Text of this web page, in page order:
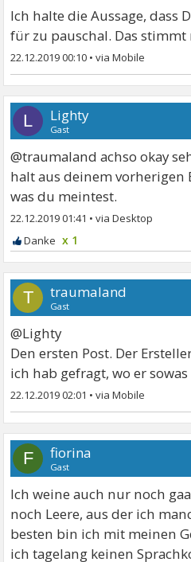
Ich halte die Aussage, dass
für zu pauschal. Das
22.12.2019 00:10 •
L Lighty
Gast
@traumaland achso okay
halt aus deinem
was du meintest.
22.12.2019 01:41 •
x 1
T traumaland
Gast
@Lighty
Den ersten Post. Der
ich hab gefragt, wo er
22.12.2019 02:01 •
F fiorina
Gast
Ich weine auch nur noch
noch Leere, aus der ich
besten bin ich mit meinen
ich tagelang keinen